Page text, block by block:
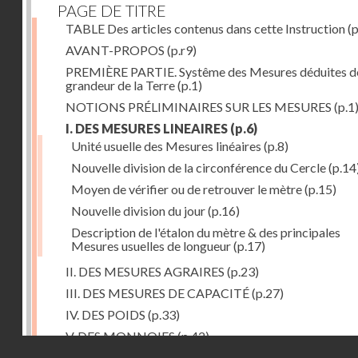
PAGE DE TITRE
TABLE Des articles contenus dans cette Instruction
AVANT-PROPOS (p.r9)
PREMIÈRE PARTIE. Systême des Mesures déduites
grandeur de la Terre(p.1)
NOTIONS PRÉLIMINAIRES SUR LES MESURES (p.1)
I. DES MESURES LINEAIRES (p.6)
Unité usuelle des Mesures linéaires (p.8)
Nouvelle division de la circonférence du Cercle
Moyen de vérifier ou de retrouver le mètre(p.15)
Nouvelle division du jour(p.16)
Description de l'étalon du mètre & des principales
Mesures usuelles de longueur(p.17)
II. DES MESURES AGRAIRES (p.23)
III. DES MESURES DE CAPACITÉ(p.27)
IV. DES POIDS (p.33)
V. DES MONNOIES(p.42)